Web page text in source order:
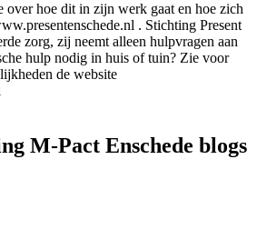
over hoe dit in zijn werk gaat en hoe zich
. Stichting Present
zorg, zij neemt alleen hulpvragen aan
hulp nodig in huis of tuin? Zie voor
de website
M-Pact Enschede blogs